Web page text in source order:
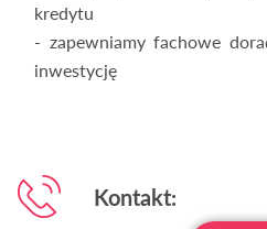
kredytu
- zapewniamy fachowe
inwestycję
Kontakt: